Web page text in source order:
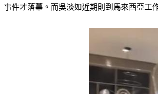
事件才落幕。而吳淡如近期則到馬來西亞工